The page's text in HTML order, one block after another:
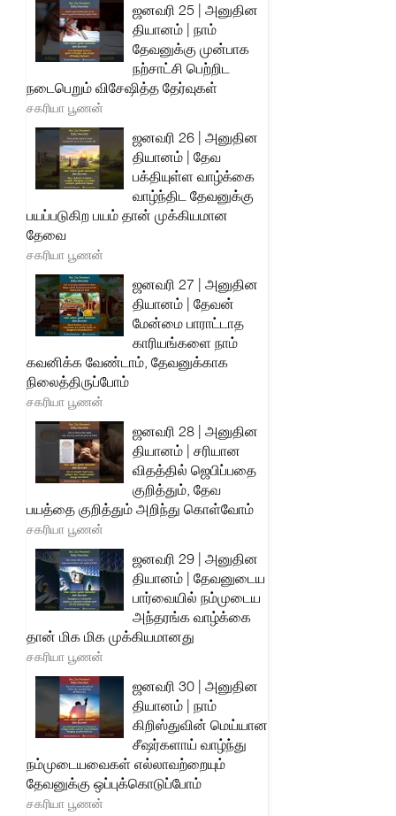
ஜனவரி 25 | அனுதின
தியானம் | நாம்
தேவனுக்கு முன்பாக
நற்சாட்சி பெற்றிட
நடைபெறும் விசேஷித்த தேர்வுகள்
சகரியா பூணன்
ஜனவரி 26 | அனுதின
தியானம் | தேவ
பக்தியுள்ள வாழ்க்கை
வாழ்ந்திட தேவனுக்கு
பயப்படுகிற பயம் தான் முக்கியமான
தேவை
சகரியா பூணன்
ஜனவரி 27 | அனுதின
தியானம் | தேவன்
மேன்மை பாராட்டாத
காரியங்களை நாம்
கவனிக்க வேண்டாம், தேவனுக்காக
நிலைத்திருப்போம்
சகரியா பூணன்
ஜனவரி 28 | அனுதின
தியானம் | சரியான
விதத்தில் ஜெபிப்பதை
குறித்தும், தேவ
பயத்தை குறித்தும் அறிந்து கொள்வோம்
சகரியா பூணன்
ஜனவரி 29 | அனுதின
தியானம் | தேவனுடைய
பார்வையில் நம்முடைய
அந்தரங்க வாழ்க்கை
தான் மிக மிக முக்கியமானது
சகரியா பூணன்
ஜனவரி 30 | அனுதின
தியானம் | நாம்
கிறிஸ்துவின் மெய்யான
சீஷர்களாய் வாழ்ந்து
நம்முடையவைகள் எல்லாவற்றையும்
தேவனுக்கு ஒப்புக்கொடுப்போம்
சகரியா பூணன்